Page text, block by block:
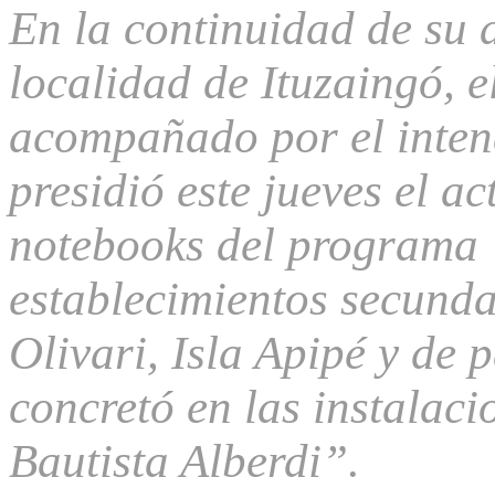
En la continuidad de su
localidad de Ituzaingó,
acompañado por el
presidió este jueves el
notebooks del
establecimientos
Olivari, Isla Apipé y de
concretó en las
Bautista Alberdi”.